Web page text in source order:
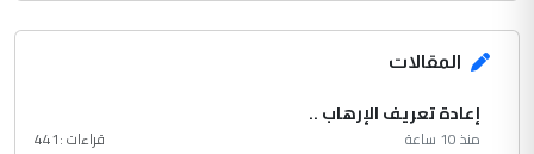
المقالات
إعادة تعريف الإرهاب ..
منذ 10 ساعة قراءات :441